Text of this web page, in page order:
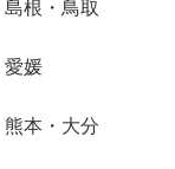
根・鳥取
媛
本・大分